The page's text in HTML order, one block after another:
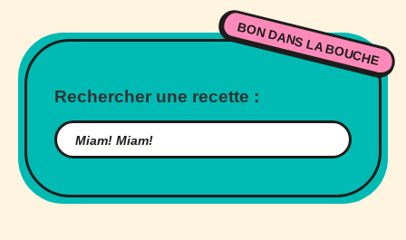
BON DANS LA BOUCHE
Rechercher une recette :